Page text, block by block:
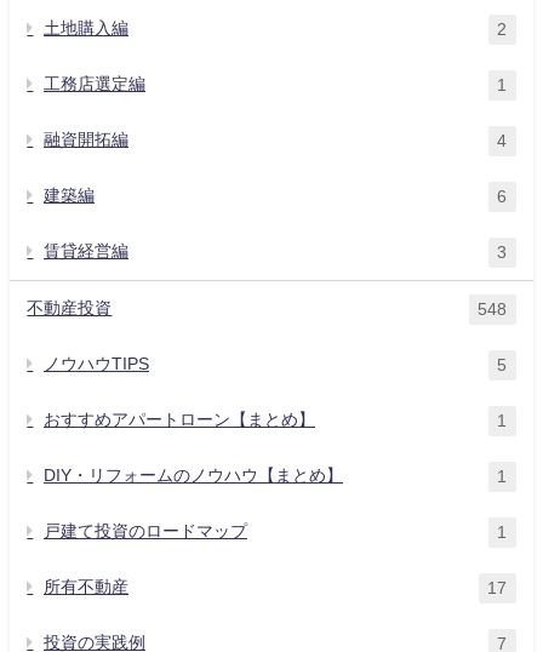
土地購入編 2
工務店選定編 1
融資開拓編 4
建築編 6
賃貸経営編 3
不動産投資 548
ノウハウTIPS 5
おすすめアパートローン【まとめ】 1
DIY・リフォームのノウハウ【まとめ】 1
戸建て投資のロードマップ 1
所有不動産 17
投資の実践例 7